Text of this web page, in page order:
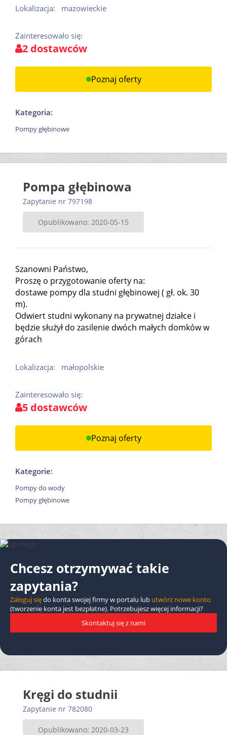
Lokalizacja: mazowieckie
Zainteresowało się:
2 dostawców
Poznaj oferty
Kategoria:
Pompy głębinowe
Pompa głębinowa
Zapytanie nr 797198
Opublikowano: 2020-05-15
Szanowni Państwo,
Proszę o przygotowanie oferty na:
dostawe pompy dla studni głębinowej ( gł. ok. 30
m).
Odwiert studni wykonany na prywatnej działce i
będzie służył do zasilenie dwóch małych domków w
górach
Lokalizacja: małopolskie
Zainteresowało się:
5 dostawców
Poznaj oferty
Kategorie:
Pompy do wody
Pompy głębinowe
Chcesz otrzymywać takie
zapytania?
Zaloguj siędo konta swojej firmy w portalu lub utwórz nowe konto
(tworzenie konta jest bezpłatne). Potrzebujesz więcej informacji?
Skontaktuj się z nami
Kręgi do studnii
Zapytanie nr 782080
Opublikowano: 2020-03-23